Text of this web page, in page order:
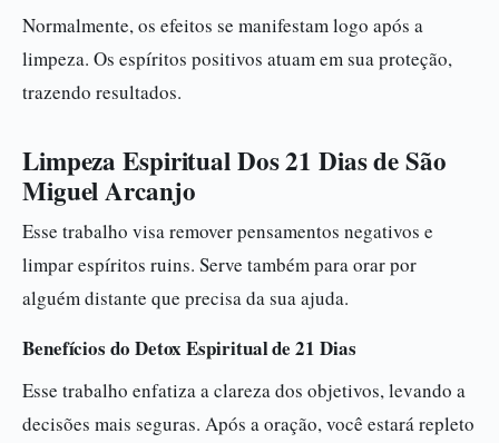
Normalmente, os efeitos se manifestam logo após a
limpeza. Os espíritos positivos atuam em sua proteção,
trazendo resultados.
Limpeza Espiritual Dos 21 Dias de São
Miguel Arcanjo
Esse trabalho visa remover pensamentos negativos e
limpar espíritos ruins. Serve também para orar por
alguém distante que precisa da sua ajuda.
Benefícios do Detox Espiritual de 21 Dias
Esse trabalho enfatiza a clareza dos objetivos, levando a
decisões mais seguras. Após a oração, você estará repleto